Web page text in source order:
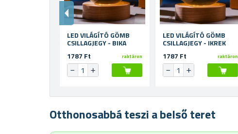
LED VILÁGÍTÓ GÖMB
CSILLAGJEGY - BIKA
1787 Ft
raktáron
LED VILÁGÍTÓ GÖMB
CSILLAGJEGY - IKREK
1787 Ft
raktáron
Otthonosabbá teszi a belső teret